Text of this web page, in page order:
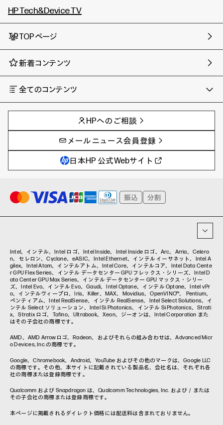
HP Tech&Device TV
TOPページ
新着コンテンツ
全てのコンテンツ
AIの進化と活用事例
製品トレンド & レビュー
サイバーセキュリティ
教育とテクノロジー
ハイブリッドワーク
プリンター
事例
イベントレポート
AI PC
AIワークステーション
Poly
WXP（DEXツール）
タグ一覧
HPへのご相談
メールニュース会員登録
日本HP 公式Webサイト
Intel、インテル、Intel ロゴ、Intel Inside、Intel Inside ロゴ、Arc、Arria、Celero
n、セレロン、Cyclone、eASIC、Intel Ethernet、インテル イーサネット、Intel A
gilex、Intel Atom、インテルアトム、Intel Core、インテルコア、Intel Data Cente
r GPU Flex Series、インテル データセンター GPU フレックス・シリーズ、Intel D
ata Center GPU Max Series、インテル データセンター GPU マックス・シリー
ズ、Intel Evo、インテル Evo、Gaudi、Intel Optane、インテル Optane、Intel vPr
o、インテルヴィープロ、Iris、Killer、MAX、Movidius、OpenVINO™、 Pentium、
ペンティアム、Intel RealSense、インテル RealSense、Intel Select Solutions、イ
ンテル Select ソリューション、Intel Si Photonics、インテル Si Photonics、Strati
x、Stratix ロゴ、Tofino、Ultrabook、Xeon、ジーオンは、Intel Corporation また
はその子会社の商標です。
AMD、AMD Arrowロゴ、Radeon、およびそれらの組み合わせは、Advanced Micr
o Devices, Inc.の商標です。
Google、Chromebook、Android、YouTube およびその他のマークは、Google LLC
の商標です。その他、本サイトに記載されている製品名、会社名は、それぞれ各
社の商標または登録商標です。
Qualcomm および Snapdragon は、Qualcomm Technologies, Inc. および／または
その子会社の商標または登録商標です。
本ページに掲載されるダイレクト価格には配送料は含まれておりません。